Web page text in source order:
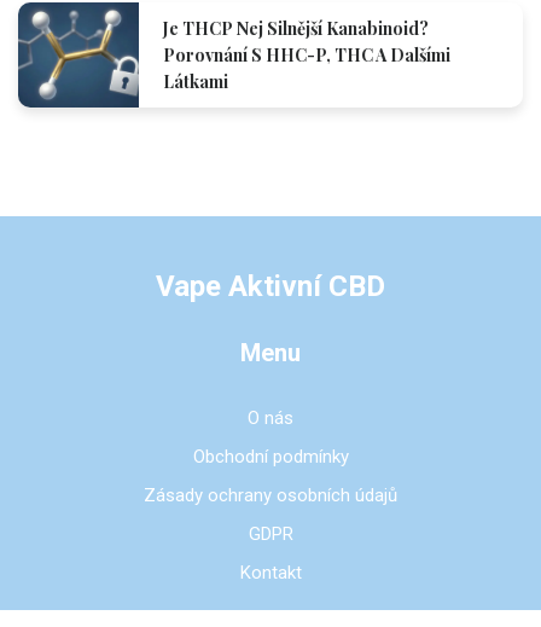
Je THCP Nej Silnější Kanabinoid?
Porovnání S HHC-P, THC A Dalšími
Látkami
Vape Aktivní CBD
Menu
O nás
Obchodní podmínky
Zásady ochrany osobních údajů
GDPR
Kontakt